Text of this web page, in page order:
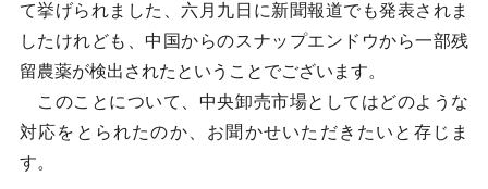
て挙げられました、六月九日に新聞報道でも発表されま
したけれども、中国からのスナップエンドウから一部残
留農薬が検出されたということでございます。
このことについて、中央卸売市場としてはどのような
対応をとられたのか、お聞かせいただきたいと存じま
す。